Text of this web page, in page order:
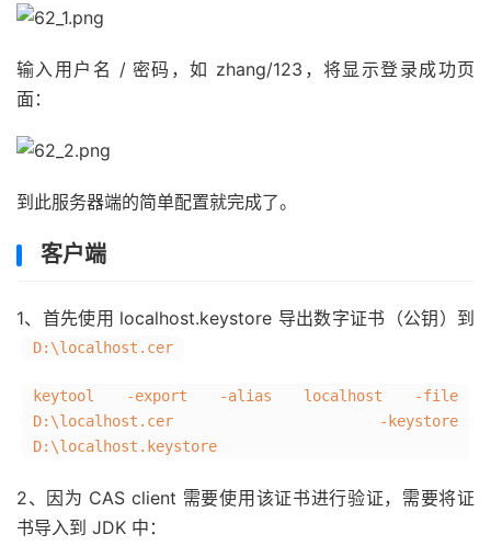
输入用户名 / 密码，如 zhang/123，将显示登录成功页
面：
到此服务器端的简单配置就完成了。
客户端
1、首先使用 localhost.keystore 导出数字证书（公钥）到
D:\localhost.cer
keytool -export -alias localhost -file
D:\localhost.cer -keystore
D:\localhost.keystore
2、因为 CAS client 需要使用该证书进行验证，需要将证
书导入到 JDK 中：